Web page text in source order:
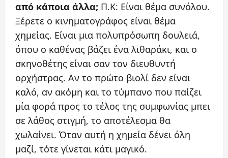
από κάποια άλλα; Π.Κ: Είναι θέμα συνόλου.
Ξέρετε ο κινηματογράφος είναι θέμα
χημείας. Είναι μια πολυπρόσωπη δουλειά,
όπου ο καθένας βάζει ένα λιθαράκι, και ο
σκηνοθέτης είναι σαν τον διευθυντή
ορχήστρας. Αν το πρώτο βιολί δεν είναι
καλό, αν ακόμη και το τύμπανο που παίζει
μία φορά προς το τέλος της συμφωνίας μπει
σε λάθος στιγμή, το αποτέλεσμα θα
χωλαίνει. Όταν αυτή η χημεία δένει όλη
μαζί, τότε γίνεται κάτι μαγικό.